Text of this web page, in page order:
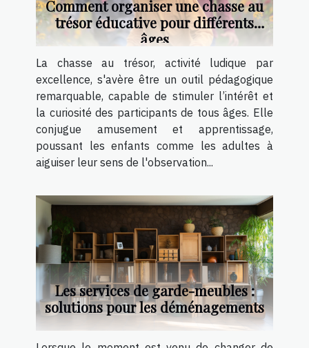
Comment organiser une chasse au
trésor éducative pour différents
âges
La chasse au trésor, activité ludique par
excellence, s'avère être un outil pédagogique
remarquable, capable de stimuler l’intérêt et
la curiosité des participants de tous âges. Elle
conjugue amusement et apprentissage,
poussant les enfants comme les adultes à
aiguiser leur sens de l'observation...
Les services de garde-meubles :
solutions pour les déménagements